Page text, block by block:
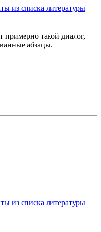
из списка литературы
примерно такой диалог,
абзацы.
из списка литературы